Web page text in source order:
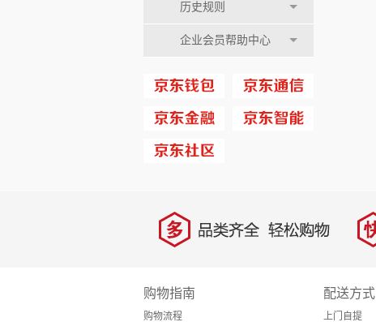
历史规则
企业会员帮助中心
多 品类齐全，轻松购物 快
购物指南
购物流程
配送方式
上门自提